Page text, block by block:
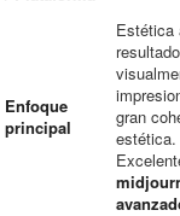
Enfoque
principal
Estética
gran
estética.